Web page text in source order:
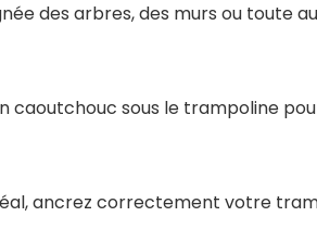
des arbres, des murs ou toute
caoutchouc sous le trampoline
ancrez correctement votre